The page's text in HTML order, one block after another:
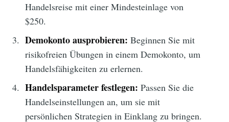
Handelsreise mit einer Mindesteinlage von
$250.
Demokonto ausprobieren: Beginnen Sie mit
risikofreien Übungen in einem Demokonto, um
Handelsfähigkeiten zu erlernen.
Handelsparameter festlegen: Passen Sie die
Handelseinstellungen an, um sie mit
persönlichen Strategien in Einklang zu bringen.